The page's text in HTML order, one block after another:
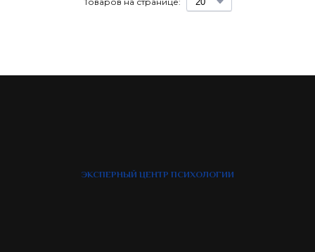
ЭКСПЕРНЫЙ ЦЕНТР ПСИХОЛОГИИ